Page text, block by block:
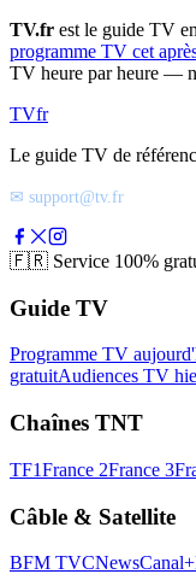
TV.fr est le guide TV
programme TV cet
TV heure par heure —
TVfr
Le guide TV de
✉ support@tv.fr
🇫🇷 Service 100%
Guide TV
Programme TV
gratuitAudiences TV
Chaînes TNT
TF1France 2France 3
Câble & Satellite
BFM TVCNewsCanal+